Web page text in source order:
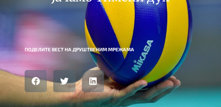
ПОДЕЛИТЕ ВЕСТ НА ДРУШТВЕНИМ МРЕЖАМА